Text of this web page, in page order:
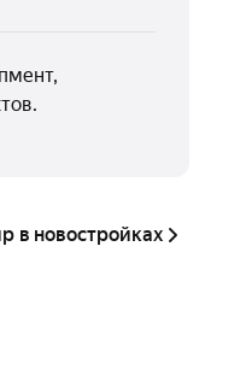
в новостройках